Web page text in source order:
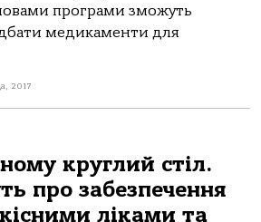
програми зможуть
медикаменти для
2017
круглий стіл.
про забезпечення
ліками та